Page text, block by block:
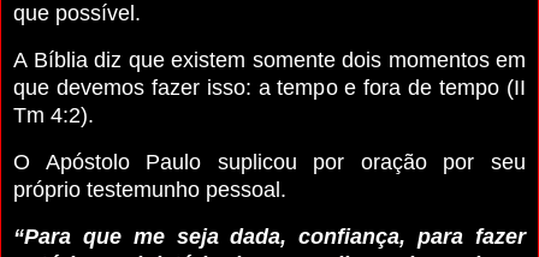
que possível.
A Bíblia diz que existem somente dois momentos em
que devemos fazer isso: a tempo e fora de tempo (II
Tm 4:2).
O Apóstolo Paulo suplicou por oração por seu
próprio testemunho pessoal.
“Para que me seja dada, confiança, para fazer